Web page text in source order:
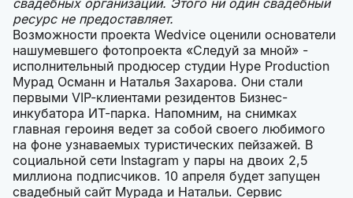
свадебных организаций. Этого ни один свадебный
ресурс не предоставляет.
Возможности проекта Wedvice оценили основатели
нашумевшего фотопроекта «Следуй за мной» -
исполнительный продюсер студии Hype Production
Мурад Османн и Наталья Захарова. Они стали
первыми VIP-клиентами резидентов Бизнес-
инкубатора ИТ-парка. Напомним, на снимках
главная героиня ведет за собой своего любимого
на фоне узнаваемых туристических пейзажей. В
социальной сети Instagram у пары на двоих 2,5
миллиона подписчиков. 10 апреля будет запущен
свадебный сайт Мурада и Натальи. Сервис